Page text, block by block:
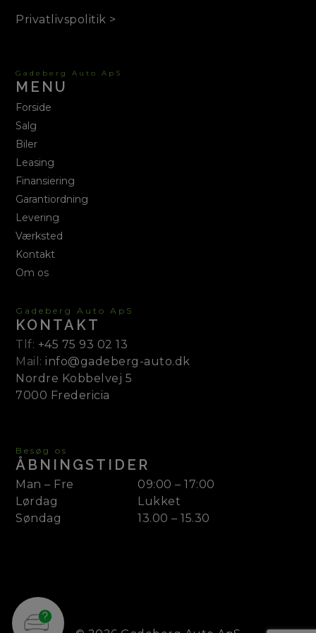
Privatlivspolitik >
Gadeberg Auto ApS
MENU
Forside
Salg
Biler
Leasing
Finansiering
Garantiordning
Levering
Værksted
Kontakt
Om os
Gadeberg Auto ApS
KONTAKT
Tlf: +45 75 93 02 13
Mail: info@gadeberg-auto.dk
Nordre Kobbelvej 5
7000 Fredericia
Besøg os
ÅBNINGSTIDER
Man – Fre
09:00 – 17:00
Lørdag
Lukket
Søndag
13.00 – 15.30